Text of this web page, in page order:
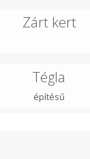
Zárt kert
Tégla
építésű